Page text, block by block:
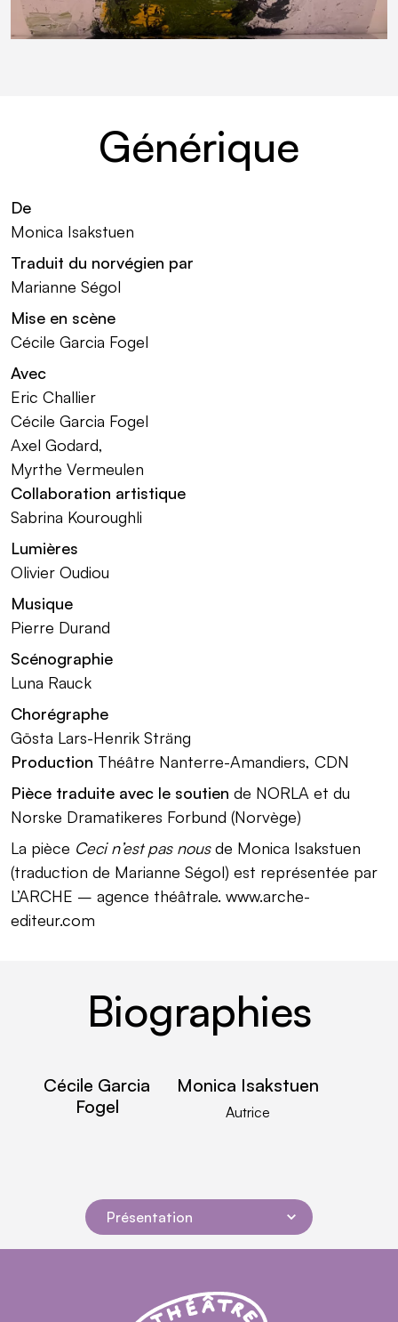
Navigation dans la page
Présentation
Générique
De
Monica Isakstuen
Traduit du norvégien par
Marianne Ségol
Mise en scène
Cécile Garcia Fogel
Avec
Eric Challier
Cécile Garcia Fogel
Axel Godard,
Myrthe Vermeulen
Collaboration artistique
Sabrina Kouroughli
Lumières
Olivier Oudiou
Musique
Pierre Durand
Scénographie
Luna Rauck
Chorégraphe
Gösta Lars-Henrik Sträng
Production Théâtre Nanterre-Amandiers, CDN
Pièce traduite avec le soutien de NORLA et du
Norske Dramatikeres Forbund (Norvège)
La pièce Ceci n’est pas nousde Monica Isakstuen
(traduction de Marianne Ségol) est représentée par
L’ARCHE – agence théâtrale. www.arche-
editeur.com
Biographies
Cécile Garcia
Fogel
lire plus Monica Isakstuen
Autrice
lire plus
Théâtre Nanterre-Amandiers - Centre
Théâtre Nanterre-Amandiers